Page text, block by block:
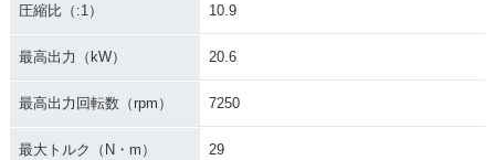
圧縮比（:1） 10.9
最高出力（kW） 20.6
最高出力回転数（rpm） 7250
最大トルク（N・m） 29